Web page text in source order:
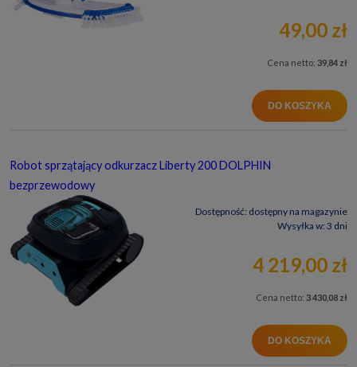
49,00 zł
Cena netto: 39,84 zł
DO KOSZYKA
Robot sprzątający odkurzacz Liberty 200 DOLPHIN
bezprzewodowy
Dostępność: dostępny na magazynie
Wysyłka w: 3 dni
4 219,00 zł
Cena netto: 3 430,08 zł
DO KOSZYKA